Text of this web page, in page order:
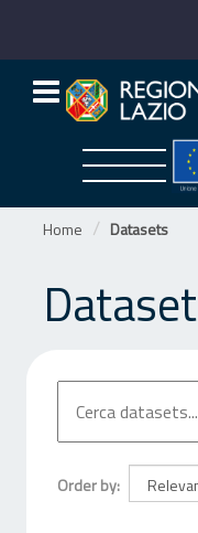
Home Datasets
Dataset
Order by